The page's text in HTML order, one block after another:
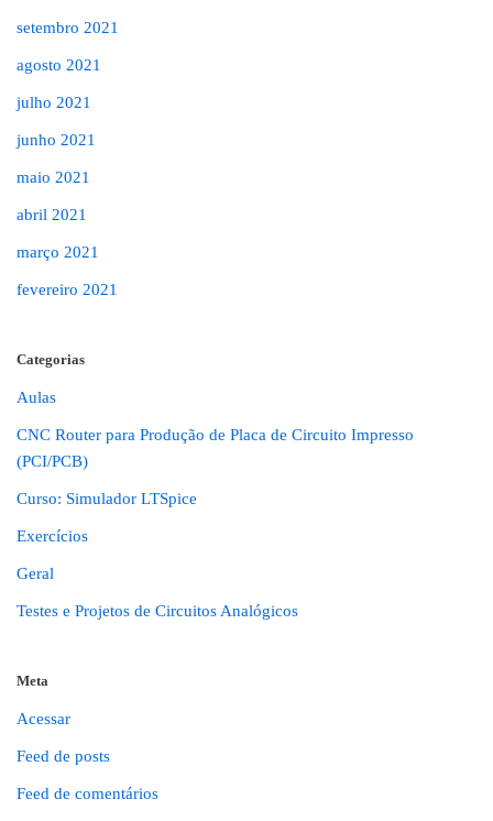
setembro 2021
agosto 2021
julho 2021
junho 2021
maio 2021
abril 2021
março 2021
fevereiro 2021
Categorias
Aulas
CNC Router para Produção de Placa de Circuito Impresso
(PCI/PCB)
Curso: Simulador LTSpice
Exercícios
Geral
Testes e Projetos de Circuitos Analógicos
Meta
Acessar
Feed de posts
Feed de comentários